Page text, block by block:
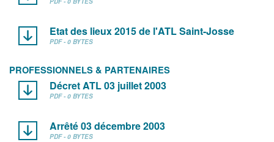
Etat des lieux 2015 de l'ATL Saint-Josse
PDF - 0 BYTES
PROFESSIONNELS & PARTENAIRES
Décret ATL 03 juillet 2003
PDF - 0 BYTES
Arrêté 03 décembre 2003
PDF - 0 BYTES